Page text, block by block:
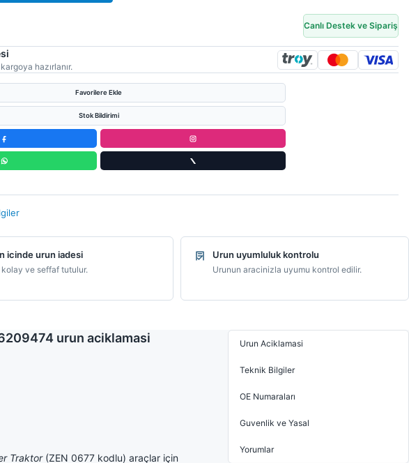
Canlı Destek ve Sipariş
hazırlanır.
Favorilere Ekle
Stok Bildirimi
icinde urun iadesi
kolay ve seffaf tutulur.
Urun uyumluluk kontrolu
Urunun aracinizla uyumu kontrol edilir.
urun aciklamasi
Traktor(ZEN 0677 kodlu) araçlar için
Urun Aciklamasi
Teknik Bilgiler
OE Numaraları
Guvenlik ve Yasal
Yorumlar